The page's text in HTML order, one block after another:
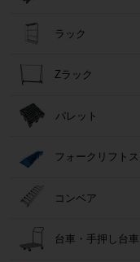
ラック
Zラック
パレット
フォークリフト
コンベア
台車・手押し台車